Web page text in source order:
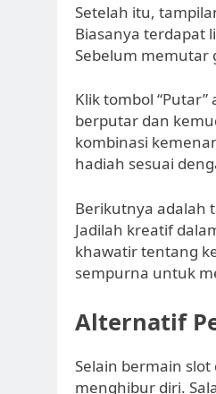
Setelah itu,
Biasanya terdapat
Sebelum memutar
Klik tombol
berputar dan
kombinasi
hadiah sesuai
Berikutnya adalah
Jadilah kreatif
khawatir tentang
sempurna untuk
Alternatif
Selain bermain
menghibur diri.